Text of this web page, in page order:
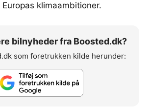
klimaambitioner.
bilnyheder fra Boosted.dk?
som foretrukken kilde herunder: